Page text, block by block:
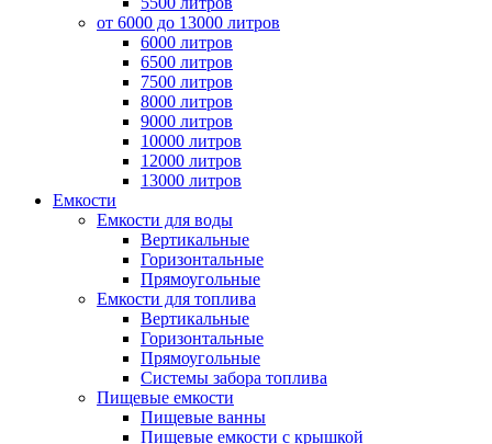
от 6000 до 13000 литров
6000 литров
6500 литров
7500 литров
8000 литров
9000 литров
10000 литров
12000 литров
13000 литров
Емкости
Емкости для воды
Вертикальные
Горизонтальные
Прямоугольные
Емкости для топлива
Вертикальные
Горизонтальные
Прямоугольные
Системы забора топлива
Пищевые емкости
Пищевые ванны
Пищевые емкости с крышкой